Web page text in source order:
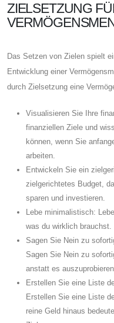
ZIELSETZUNG
Das Setzen von Zielen spielt
Entwicklung einer
durch Zielsetzung eine
Visualisieren Sie Ihre
finanziellen Ziele und
können, wenn Sie
arbeiten.
Entwickeln Sie ein
zielgerichtetes Budget,
sparen und investieren.
Lebe minimalistisch:
was du wirklich brauchst.
Sagen Sie Nein zu
Sagen Sie Nein zu
anstatt es
Erstellen Sie eine Liste
Erstellen Sie eine Liste
reine Geld hinaus